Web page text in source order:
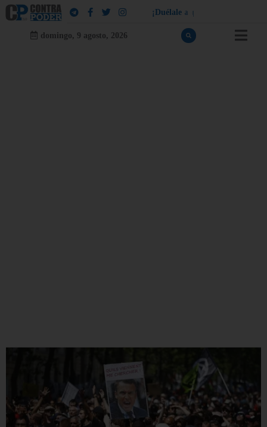
¡ Dué a e a q
domingo, 9 agosto, 2026